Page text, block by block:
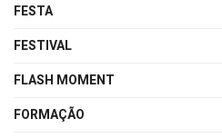
FESTA
FESTIVAL
FLASH MOMENT
FORMAÇÃO